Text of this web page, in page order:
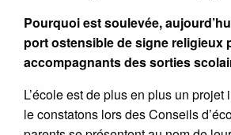
Pourquoi est soulevée,
port ostensible de signe religieux
accompagnants des sorties
L’école est de plus en plus un
le constatons lors des Conseils